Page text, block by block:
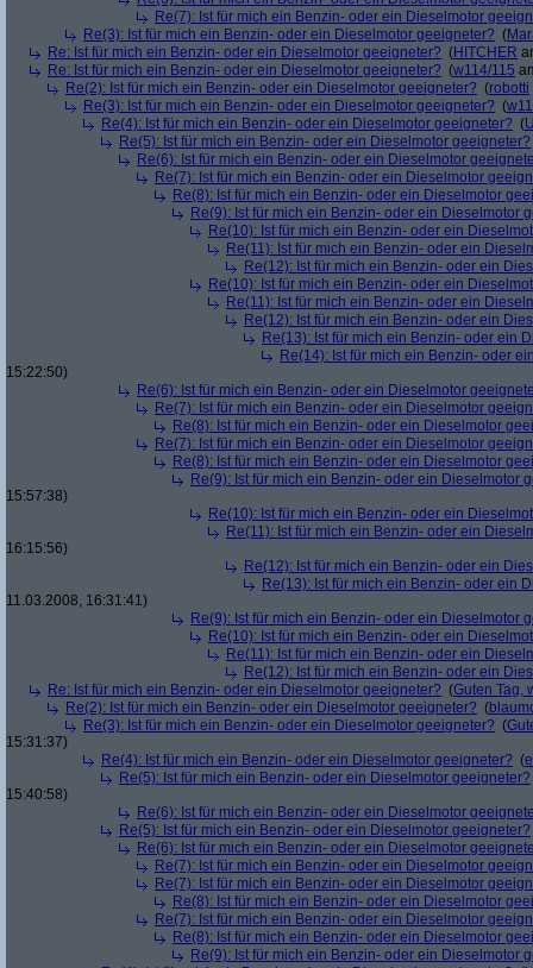
Re(7): Ist für mich ein Benzin- oder ein Dieselmotor
Re(3): Ist für mich ein Benzin- oder ein Dieselmotor geeigneter? (
Re: Ist für mich ein Benzin- oder ein Dieselmotor geeigneter? (HITCHER
Re: Ist für mich ein Benzin- oder ein Dieselmotor geeigneter? (w114/115
Re(2): Ist für mich ein Benzin- oder ein Dieselmotor geeigneter? (robotti
Re(3): Ist für mich ein Benzin- oder ein Dieselmotor geeigneter? (
Re(4): Ist für mich ein Benzin- oder ein Dieselmotor geeigneter? (
Re(5): Ist für mich ein Benzin- oder ein Dieselmotor geeigneter?
Re(6): Ist für mich ein Benzin- oder ein Dieselmotor
Re(7): Ist für mich ein Benzin- oder ein Dieselmotor
Re(8): Ist für mich ein Benzin- oder ein Dieselmotor
Re(9): Ist für mich ein Benzin- oder ein Dieselmotor
Re(10): Ist für mich ein Benzin- oder ein
Re(11): Ist für mich ein Benzin- oder ein
Re(12): Ist für mich ein Benzin- oder ein
Re(10): Ist für mich ein Benzin- oder ein
Re(11): Ist für mich ein Benzin- oder ein
Re(12): Ist für mich ein Benzin- oder ein
Re(13): Ist für mich ein Benzin- oder ein
Re(14): Ist für mich ein Benzin- oder
15:22:50)
Re(6): Ist für mich ein Benzin- oder ein Dieselmotor
Re(7): Ist für mich ein Benzin- oder ein Dieselmotor
Re(8): Ist für mich ein Benzin- oder ein Dieselmotor
Re(7): Ist für mich ein Benzin- oder ein Dieselmotor
Re(8): Ist für mich ein Benzin- oder ein Dieselmotor
Re(9): Ist für mich ein Benzin- oder ein Dieselmotor
15:57:38)
Re(10): Ist für mich ein Benzin- oder ein
Re(11): Ist für mich ein Benzin- oder ein
16:15:56)
Re(12): Ist für mich ein Benzin- oder ein
Re(13): Ist für mich ein Benzin- oder ein
11.03.2008, 16:31:41)
Re(9): Ist für mich ein Benzin- oder ein Dieselmotor
Re(10): Ist für mich ein Benzin- oder ein
Re(11): Ist für mich ein Benzin- oder ein
Re(12): Ist für mich ein Benzin- oder ein
Re: Ist für mich ein Benzin- oder ein Dieselmotor geeigneter? (Guten Tag,
Re(2): Ist für mich ein Benzin- oder ein Dieselmotor geeigneter? (
Re(3): Ist für mich ein Benzin- oder ein Dieselmotor geeigneter? (
15:31:37)
Re(4): Ist für mich ein Benzin- oder ein Dieselmotor geeigneter? (
Re(5): Ist für mich ein Benzin- oder ein Dieselmotor geeigneter?
15:40:58)
Re(6): Ist für mich ein Benzin- oder ein Dieselmotor
Re(5): Ist für mich ein Benzin- oder ein Dieselmotor geeigneter?
Re(6): Ist für mich ein Benzin- oder ein Dieselmotor
Re(7): Ist für mich ein Benzin- oder ein Dieselmotor
Re(7): Ist für mich ein Benzin- oder ein Dieselmotor
Re(8): Ist für mich ein Benzin- oder ein Dieselmotor
Re(7): Ist für mich ein Benzin- oder ein Dieselmotor
Re(8): Ist für mich ein Benzin- oder ein Dieselmotor
Re(9): Ist für mich ein Benzin- oder ein Dieselmotor